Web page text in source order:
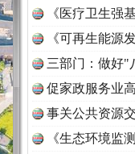
《医疗卫生强
《可再生能源
三部门：做好"
促家政服务业
事关公共资源
《生态环境监